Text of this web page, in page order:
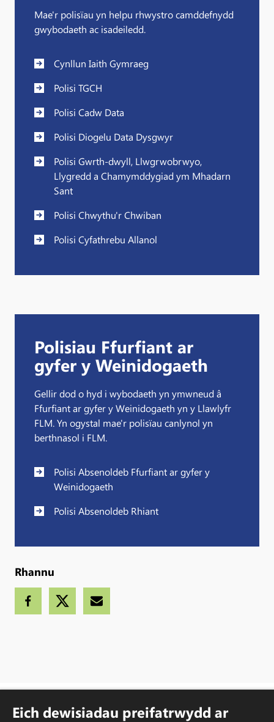
Mae'r polisïau yn helpu rhwystro camddefnydd
gwybodaeth ac isadeiledd.
Cynllun Iaith Gymraeg
Polisi TGCH
Polisi Cadw Data
Polisi Diogelu Data Dysgwyr
Polisi Gwrth-dwyll, Llwgrwobrwyo,
Llygredd a Chamymddygiad ym Mhadarn
Sant
Polisi Chwythu'r Chwiban
Polisi Cyfathrebu Allanol
Polisiau Ffurfiant ar
gyfer y Weinidogaeth
Gellir dod o hyd i wybodaeth yn ymwneud â
Ffurfiant ar gyfer y Weinidogaeth yn y Llawlyfr
FLM. Yn ogystal mae'r polisïau canlynol yn
berthnasol i FLM.
Polisi Absenoldeb Ffurfiant ar gyfer y
Weinidogaeth
Polisi Absenoldeb Rhiant
Rhannu
Hawlfraint © 2007-2023 Corff Cynrychiolwyr yr Eglwys yng
Eich dewisiadau preifatrwydd ar